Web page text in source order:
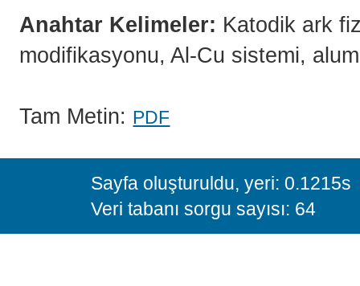
Anahtar Kelimeler: Katodik ark
modifikasyonu, Al-Cu sistemi,
Tam Metin: PDF
Sayfa oluşturuldu, yeri: 0.1215s
Veri tabanı sorgu sayısı: 64